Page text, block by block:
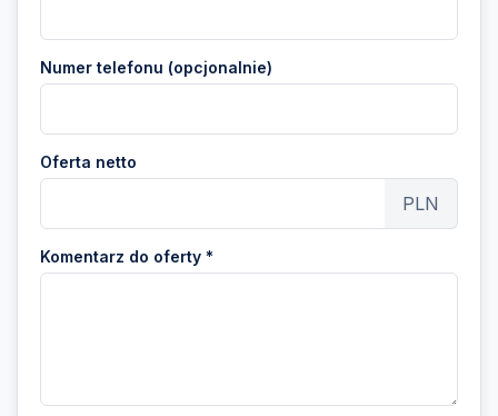
Numer telefonu (opcjonalnie)
Oferta netto
PLN
Komentarz do oferty *